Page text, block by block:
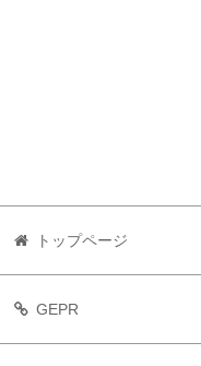
トップページ
GEPR